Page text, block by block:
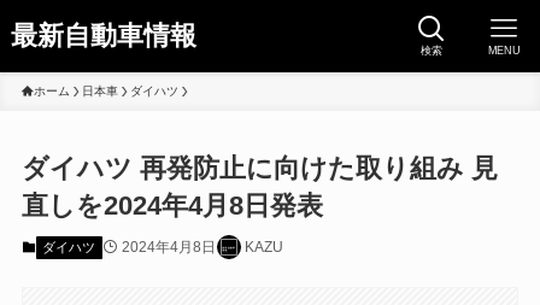
最新自動車情報 検索 MENU
ホーム 日本車 ダイハツ
ダイハツ 再発防止に向けた取り組み 見
直しを2024年4月8日発表
ダイハツ 2024年4月8日 KAZU